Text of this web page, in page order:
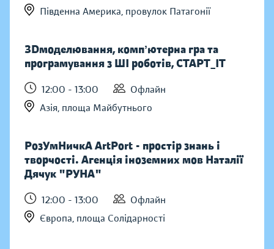
Південна Америка, провулок Патагонії
ЗDмоделювання, компʼютерна гра та
програмування з ШІ роботів, СТАРТ_ІТ
12:00 - 13:00
Офлайн
Азія, площа Майбутнього
РозУмНичкА ArtPort - простір знань і
творчості. Агенція іноземних мов Наталії
Дячук "РУНА"
12:00 - 13:00
Офлайн
Європа, площа Солідарності